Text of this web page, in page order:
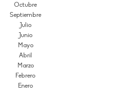
Octubre
Septiembre
Julio
Junio
Mayo
Abril
Marzo
Febrero
Enero